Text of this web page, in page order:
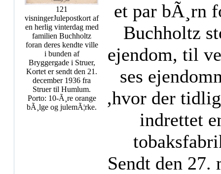
121
visningerJulepostkort af
en herlig vinterdag med
familien Buchholtz
foran deres kendte ville
i bunden af
Bryggergade i Struer,
Kortet er sendt den 21.
december 1936 fra
Struer til Humlum.
Porto: 10-Ã¸re orange
bÃ¸lge og julemÃ¦rke.
et par bÃ¸rn
Buchholtz
ejendom, til
ses
,hvor der
indrettet
Sendt den 27.